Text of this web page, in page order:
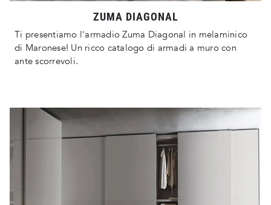
ZUMA DIAGONAL
Ti presentiamo l'armadio Zuma Diagonal in melaminico
di Maronese! Un ricco catalogo di armadi a muro con
ante scorrevoli.